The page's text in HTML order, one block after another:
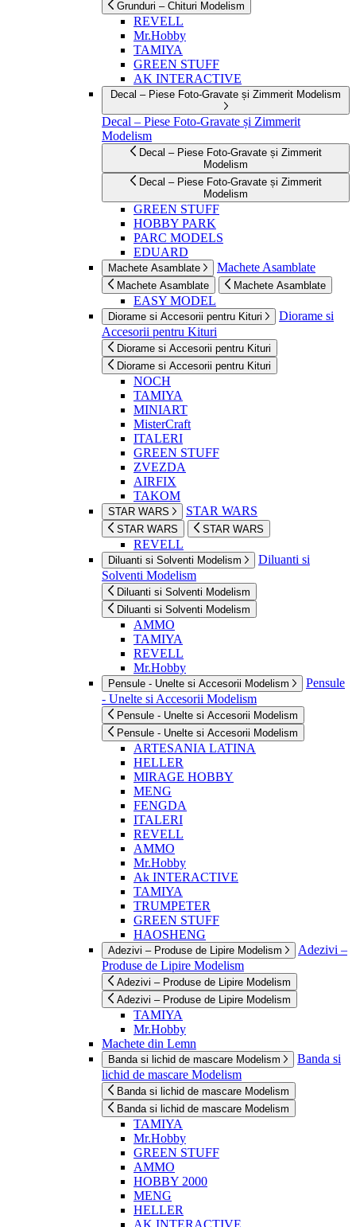
Grunduri – Chituri Modelism
REVELL
Mr.Hobby
TAMIYA
GREEN STUFF
AK INTERACTIVE
Decal – Piese Foto-Gravate și Zimmerit Modelism
Decal – Piese Foto-Gravate și Zimmerit
Modelism
Decal – Piese Foto-Gravate și Zimmerit
Modelism
Decal – Piese Foto-Gravate și Zimmerit
Modelism
GREEN STUFF
HOBBY PARK
PARC MODELS
EDUARD
Machete Asamblate Machete Asamblate
Machete Asamblate Machete Asamblate
EASY MODEL
Diorame si Accesorii pentru Kituri
Diorame si
Accesorii pentru Kituri
Diorame si Accesorii pentru Kituri
Diorame si Accesorii pentru Kituri
NOCH
TAMIYA
MINIART
MisterCraft
ITALERI
GREEN STUFF
ZVEZDA
AIRFIX
TAKOM
STAR WARS STAR WARS
STAR WARS STAR WARS
REVELL
Diluanti si Solventi Modelism
Diluanti si
Solventi Modelism
Diluanti si Solventi Modelism
Diluanti si Solventi Modelism
AMMO
TAMIYA
REVELL
Mr.Hobby
Pensule - Unelte si Accesorii Modelism
Pensule
- Unelte si Accesorii Modelism
Pensule - Unelte si Accesorii Modelism
Pensule - Unelte si Accesorii Modelism
ARTESANIA LATINA
HELLER
MIRAGE HOBBY
MENG
FENGDA
ITALERI
REVELL
AMMO
Mr.Hobby
Ak INTERACTIVE
TAMIYA
TRUMPETER
GREEN STUFF
HAOSHENG
Adezivi – Produse de Lipire Modelism
Adezivi –
Produse de Lipire Modelism
Adezivi – Produse de Lipire Modelism
Adezivi – Produse de Lipire Modelism
TAMIYA
Mr.Hobby
Machete din Lemn
Banda si lichid de mascare Modelism
Banda si
lichid de mascare Modelism
Banda si lichid de mascare Modelism
Banda si lichid de mascare Modelism
TAMIYA
Mr.Hobby
GREEN STUFF
AMMO
HOBBY 2000
MENG
HELLER